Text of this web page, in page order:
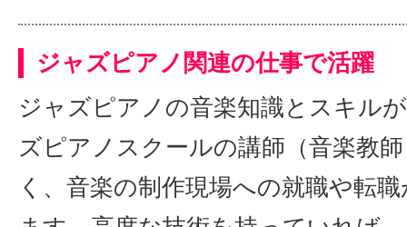
ジャズピアノ関連の仕事で活躍
ジャズピアノの音楽知識とスキル
ズピアノスクールの講師（音楽教
く、音楽の制作現場への就職や転